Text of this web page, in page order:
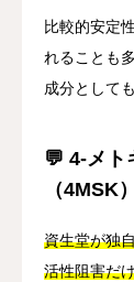
比較的安定
れることも
成分として
💬 4-メト
（4MSK）
資生堂が独
活性阻害だ